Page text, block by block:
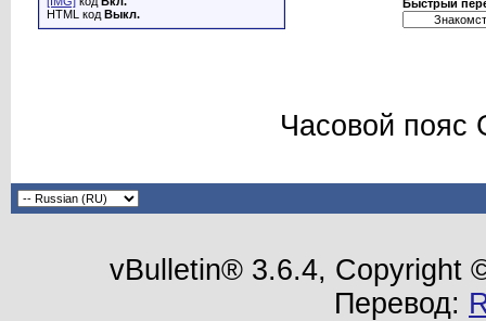
HTML код Выкл.
Быстрый
Часовой пояс
vBulletin® 3.6.4, Copyright
Перевод: